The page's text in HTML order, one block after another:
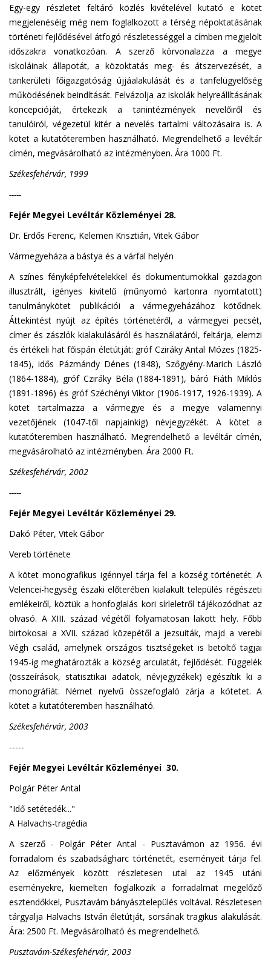
Egy-egy részletet feltáró közlés kivételével kutató e kötet
megjelenéséig még nem foglalkozott a térség népoktatásának
történeti fejlődésével átfogó részletességgel a címben megjelölt
időszakra vonatkozóan. A szerző körvonalazza a megye
iskoláinak állapotát, a közoktatás meg- és átszervezését, a
tankerületi főigazgatóság újjáalakulását és a tanfelügyelőség
működésének beindítását. Felvázolja az iskolák helyreállításának
koncepcióját, értekezik a tanintézmények nevelőiről és
tanulóiról, végezetül kitér a nevelés tartalmi változásaira is. A
kötet a kutatóteremben használható. Megrendelhető a levéltár
címén, megvásárolható az intézményben. Ára 1000 Ft.
Székesfehérvár, 1999
-----
Fejér Megyei Levéltár Közleményei 28.
Dr. Erdős Ferenc, Kelemen Krisztián, Vitek Gábor
Vármegyeháza a bástya és a várfal helyén
A színes fényképfelvételekkel és dokumentumokkal gazdagon
illusztrált, igényes kivitelű (műnyomó kartonra nyomtatott)
tanulmánykötet publikációi a vármegyeházához kötődnek.
Áttekintést nyújt az építés történetéről, a vármegyei pecsét,
címer és zászlók kialakulásáról és használatáról, feltárja, elemzi
és értékeli hat főispán életútját: gróf Cziráky Antal Mózes (1825-
1845), idős Pázmándy Dénes (1848), Szőgyény-Marich László
(1864-1884), gróf Cziráky Béla (1884-1891), báró Fiáth Miklós
(1891-1896) és gróf Széchényi Viktor (1906-1917, 1926-1939). A
kötet tartalmazza a vármegye és a megye valamennyi
vezetőjének (1047-től napjainkig) névjegyzékét. A kötet a
kutatóteremben használható. Megrendelhető a levéltár címén,
megvásárolható az intézményben. Ára 2000 Ft.
Székesfehérvár, 2002
-----
Fejér Megyei Levéltár Közleményei 29.
Dakó Péter, Vitek Gábor
Vereb története
A kötet monografikus igénnyel tárja fel a község történetét. A
Velencei-hegység északi előterében kialakult település régészeti
emlékeiről, köztük a honfoglalás kori sírleletről tájékozódhat az
olvasó. A XIII. század végétől folyamatosan lakott hely. Főbb
birtokosai a XVII. század közepétől a jezsuiták, majd a verebi
Végh család, amelynek országos tisztségeket is betöltő tagjai
1945-ig meghatározták a község arculatát, fejlődését. Függelék
(összeírások, statisztikai adatok, névjegyzékek) egészítik ki a
monográfiát. Német nyelvű összefoglaló zárja a kötetet. A
kötet a kutatóteremben használható.
Székesfehérvár, 2003
-----
Fejér Megyei Levéltár Közleményei 30.
Polgár Péter Antal
"Idő setétedék..."
A Halvachs-tragédia
A szerző - Polgár Péter Antal - Pusztavámon az 1956. évi
forradalom és szabadságharc történetét, eseményeit tárja fel.
Az előzmények között részletesen utal az 1945 utáni
eseményekre, kiemelten foglalkozik a forradalmat megelőző
esztendőkkel, Pusztavám bányásztelepülés voltával. Részletesen
tárgyalja Halvachs István életútját, sorsának tragikus alakulását.
Ára: 2500 Ft. Megvásárolható és megrendelhető.
Pusztavám-Székesfehérvár, 2003